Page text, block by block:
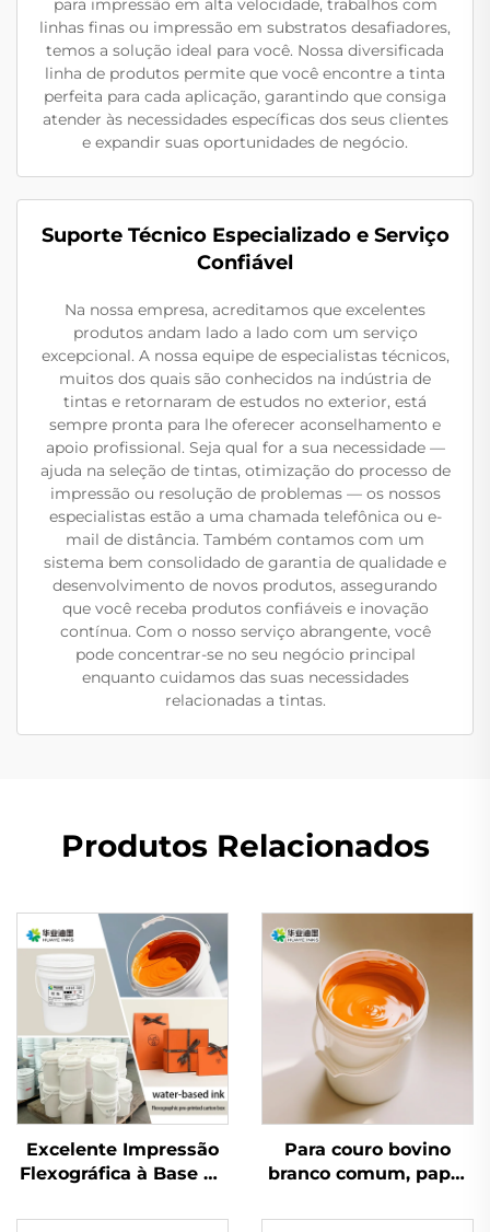
para impressão em alta velocidade, trabalhos com
linhas finas ou impressão em substratos desafiadores,
temos a solução ideal para você. Nossa diversificada
linha de produtos permite que você encontre a tinta
perfeita para cada aplicação, garantindo que consiga
atender às necessidades específicas dos seus clientes
e expandir suas oportunidades de negócio.
Suporte Técnico Especializado e Serviço
Confiável
Na nossa empresa, acreditamos que excelentes
produtos andam lado a lado com um serviço
excepcional. A nossa equipe de especialistas técnicos,
muitos dos quais são conhecidos na indústria de
tintas e retornaram de estudos no exterior, está
sempre pronta para lhe oferecer aconselhamento e
apoio profissional. Seja qual for a sua necessidade —
ajuda na seleção de tintas, otimização do processo de
impressão ou resolução de problemas — os nossos
especialistas estão a uma chamada telefônica ou e-
mail de distância. Também contamos com um
sistema bem consolidado de garantia de qualidade e
desenvolvimento de novos produtos, assegurando
que você receba produtos confiáveis e inovação
contínua. Com o nosso serviço abrangente, você
pode concentrar-se no seu negócio principal
enquanto cuidamos das suas necessidades
relacionadas a tintas.
Produtos Relacionados
Excelente Impressão
Flexográfica à Base de
Couro Bovino Branco
Para couro bovino
branco comum, papel
materiais, tintas